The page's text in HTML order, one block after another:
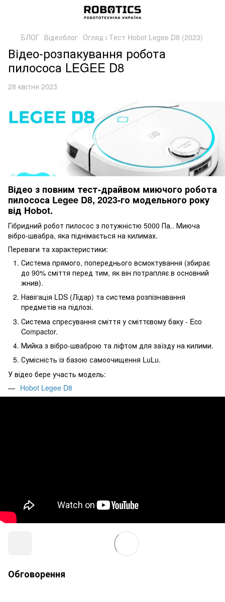
БЛОГ Відеоблог Огляд і Тест Hobot Legee D8 (2023)
Відео-розпакування робота
пилососа LEGEE D8
28 квітня 2023
Відео з повним тест-драйвом миючого робота
пилососа Legee D8, 2023-го модельного року
від Hobot.
Гібридний робот пилосос з потужністю 5000 Па.. Миюча
вібро-швабра, яка піднімається на килимах.
Переваги та характеристики:
Система прямого, попереднього всмоктування (збирає
до 90% сміття перед тим, як він потрапляє в основний
жнив).
Навігація LDS (Лідар) та система розпізнавання
предметів на підлозі.
Система спресування сміття у сміттєвому баку - Eco
Compactor.
Мийка з вібро-шваброю та ліфтом для заїзду на килими.
Сумісність із базою самоочищення LuLu.
У відео бере участь модель:
Hobot Legee D8
Обговорення